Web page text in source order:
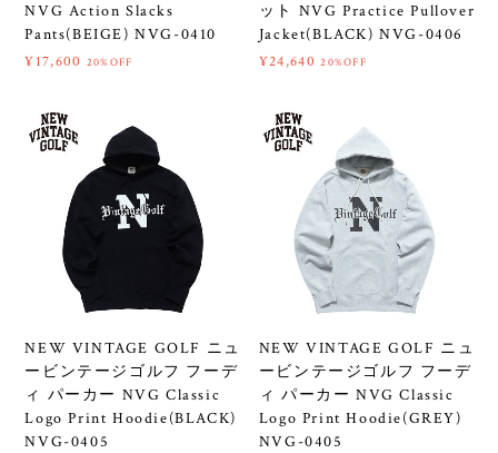
NVG Action Slacks
Pants(BEIGE) NVG-0410
¥17,600 20%OFF
ット NVG Practice Pullover
Jacket(BLACK) NVG-0406
¥24,640 20%OFF
NEW VINTAGE GOLF ニュ
ービンテージゴルフ フーデ
ィ パーカー NVG Classic
Logo Print Hoodie(BLACK)
NVG-0405
NEW VINTAGE GOLF ニュ
ービンテージゴルフ フーデ
ィ パーカー NVG Classic
Logo Print Hoodie(GREY)
NVG-0405